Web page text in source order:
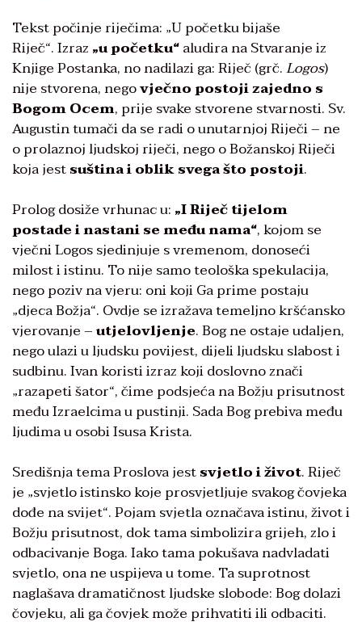
Tekst počinje riječima: „U početku bijaše
Riječ“. Izraz „upočetku“aludira na Stvaranje iz
Knjige Postanka, no nadilazi ga: Riječ (grč.Logos)
nije stvorena, negovječno postojizajedno s
Bogom Ocem, prije svake stvorene stvarnosti. Sv.
Augustin tumači da se radi o unutarnjoj Riječi – ne
o prolaznoj ljudskoj riječi, nego o Božanskoj Riječi
koja jestsuština i oblik svega što postoji.
Prolog dosiže vrhunac u: „I Riječ tijelom
postadei nastani se među nama“, kojom se
vječni Logos sjedinjuje s vremenom, donoseći
milost i istinu. To nije samo teološka spekulacija,
nego poziv na vjeru: oni koji Ga prime postaju
„djeca Božja“. Ovdje se izražava temeljno kršćansko
vjerovanje –utjelovljenje. Bog ne ostaje udaljen,
nego ulazi u ljudsku povijest, dijeli ljudsku slabost i
sudbinu. Ivan koristi izraz koji doslovno znači
„razapeti šator“, čime podsjeća na Božju prisutnost
među Izraelcima u pustinji. Sada Bog prebiva među
ljudima u osobi Isusa Krista.
Središnja tema Proslova jestsvjetlo i život. Riječ
je „svjetlo istinsko koje prosvjetljuje svakog čovjeka
dođe na svijet“. Pojam svjetla označava istinu, život i
Božju prisutnost, dok tama simbolizira grijeh, zlo i
odbacivanje Boga. Iako tama pokušava nadvladati
svjetlo, ona ne uspijeva u tome. Ta suprotnost
naglašava dramatičnost ljudske slobode: Bog dolazi
čovjeku, ali ga čovjek može prihvatiti ili odbaciti.